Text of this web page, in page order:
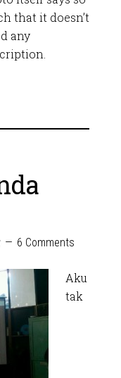
that it doesn’t
any
6 Comments
Aku
tak